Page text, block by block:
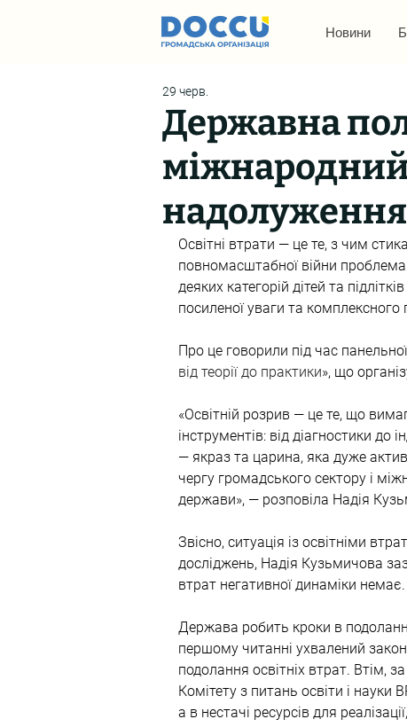
Новини
Державна
надолуження
29 черв.
Освітні втрати — це те, з чим
повномасштабної війни проблема
деяких категорій дітей та
посиленої уваги та комплексного
Про це говорили під час
від теорії до практики», що
«Освітній розрив — це те, що
інструментів: від діагностики до
— якраз та царина, яка дуже
чергу громадського сектору і
держави», — розповіла Надія
Звісно, ситуація із освітніми
досліджень, Надія Кузьмичова
втрат негативної динаміки немає.
Держава робить кроки в
першому читанні ухвалений
подолання освітніх втрат. Втім,
Комітету з питань освіти і науки
а в нестачі ресурсів для